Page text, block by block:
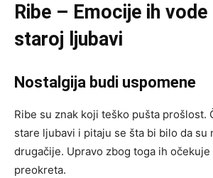
Ribe – Emocije ih vode
staroj ljubavi
Nostalgija budi uspomene
Ribe su znak koji teško pušta prošlost.
stare ljubavi i pitaju se šta bi bilo da su
drugačije. Upravo zbog toga ih
preokreta.